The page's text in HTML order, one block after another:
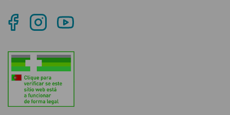
Rosto e
Ver Tudo
Cosmética
Rosto
Hidratantes